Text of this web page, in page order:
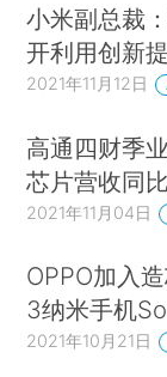
小米副总裁
开利用创新
2021年11月12日
高通四财季
芯片营收同
2021年11月04日
OPPO加入
3纳米手机
2021年10月21日